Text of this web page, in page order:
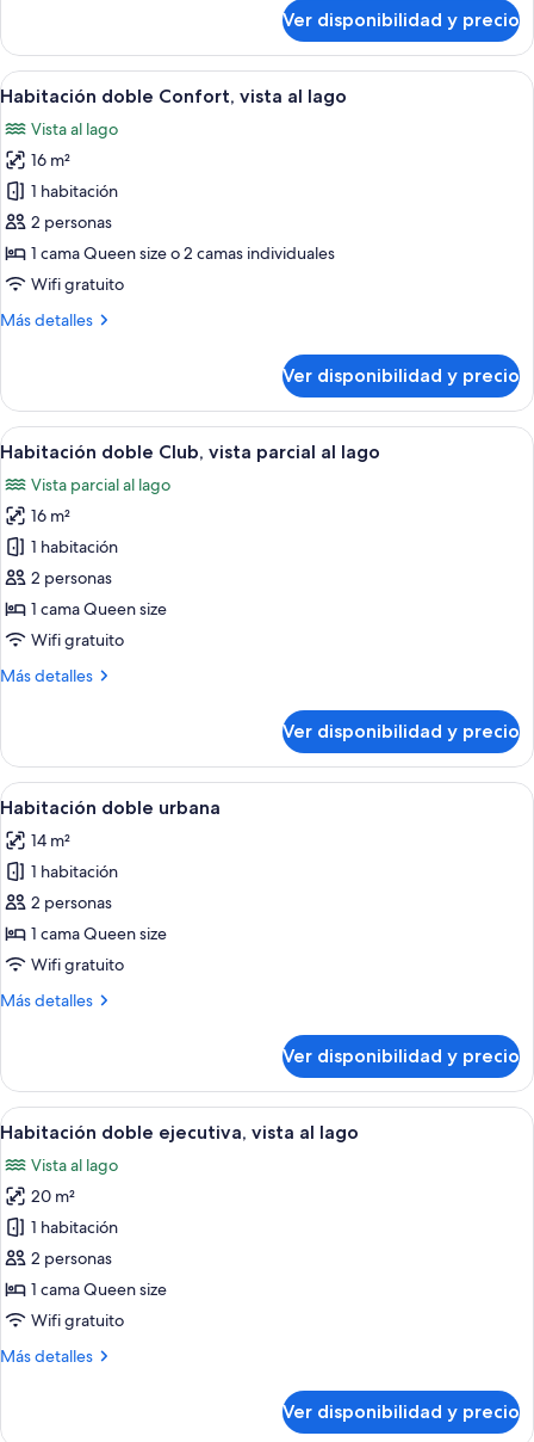
doble
clásica
Ver disponibilidad y precio
Ver
todas
las
fotos
de
Habitación
doble
Confort,
al
Una habitación de hotel con cama,
6
Habitación doble Confort, vista al lago
Vista al lago
16 m²
1 habitación
2 personas
1 cama Queen size o 2 camas individuales
Wifi gratuito
Más detalles
Más
doble
Confort,
vista
lago
Ver disponibilidad y precio
Ver
todas
las
fotos
de
Habitación
doble
Club,
parcial
Habitación de hotel con cama,
12
Habitación doble Club, vista parcial al lago
Vista parcial al lago
16 m²
1 habitación
2 personas
1 cama Queen size
Wifi gratuito
Más detalles
Más
doble
Club,
vista
al
lago
Ver disponibilidad y precio
Ver
todas
las
fotos
de
Habitación
doble
Un dormitorio moderno con una
7
Habitación doble urbana
14 m²
1 habitación
2 personas
1 cama Queen size
Wifi gratuito
Más detalles
Más
doble
urbana
Ver disponibilidad y precio
Ver
todas
las
fotos
de
Habitación
doble
ejecutiva,
al
Habitación de hotel con cama,
23
Habitación doble ejecutiva, vista al lago
Vista al lago
20 m²
1 habitación
2 personas
1 cama Queen size
Wifi gratuito
Más detalles
Más
Ver disponibilidad y precio